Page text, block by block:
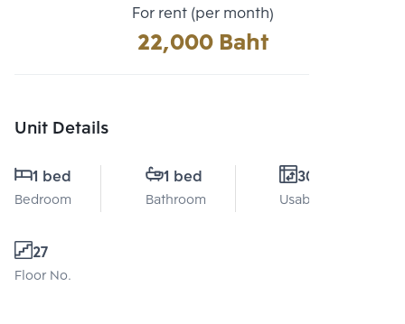
For rent (per month)
22,000 Baht
Unit Details
1 bed
Bedroom
1 bed
Bathroom
30 Sq.m.
Usable area
27
Floor No.